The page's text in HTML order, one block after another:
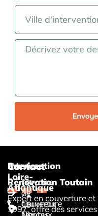
Rénovation Toutain
Expert en couverture
1997, offre des
Services
Travaux
de
couverture
Intervention
Loire-
Atlantique
Couvreur
Contact
06
72
15